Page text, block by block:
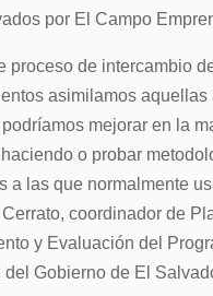
por El Campo
proceso de intercambio
asimilamos aquellas
mejorar en la
o probar
a las que normalmente
coordinador de
y Evaluación del
del Gobierno de El